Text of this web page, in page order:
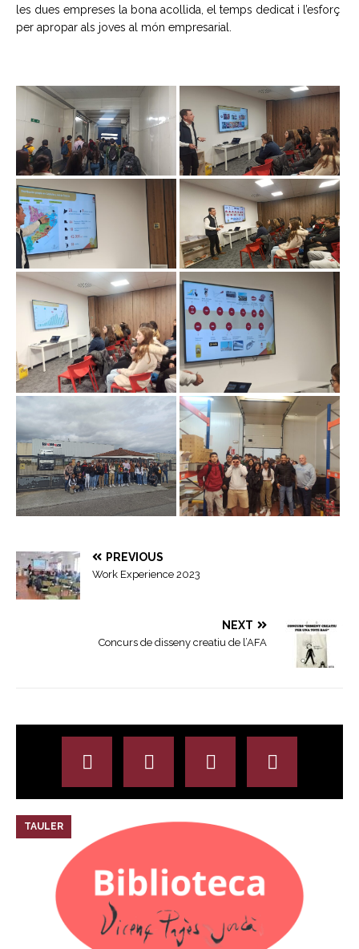
les dues empreses la bona acollida, el temps dedicat i l’esforç
per apropar als joves al món empresarial.
PREVIOUS
Work Experience 2023
NEXT
Concurs de disseny creatiu de l’AFA
TAULER